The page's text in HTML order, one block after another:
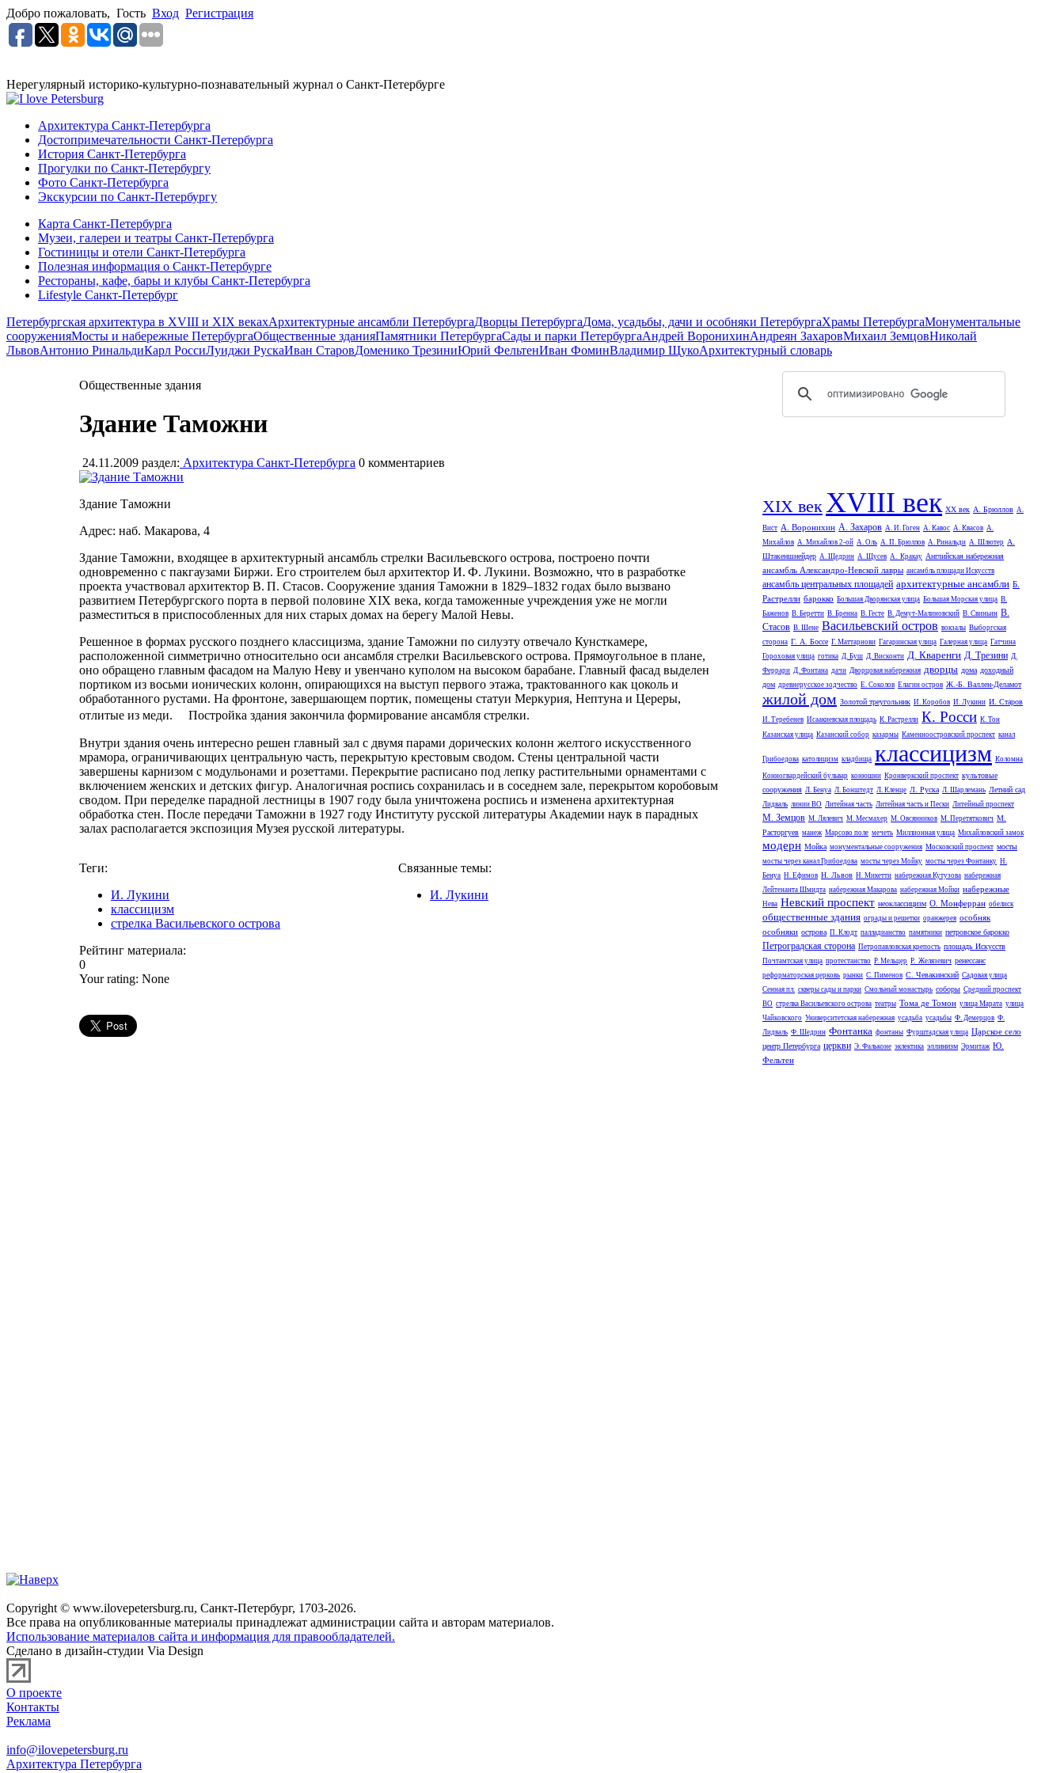
Добро пожаловать, Гость Вход Регистрация
Нерегулярный историко-культурно-познавательный журнал о Санкт-Петербурге
Архитектура Санкт-Петербурга
Достопримечательности Санкт-Петербурга
История Санкт-Петербурга
Прогулки по Санкт-Петербургу
Фото Санкт-Петербурга
Экскурсии по Санкт-Петербургу
Карта Санкт-Петербурга
Музеи, галереи и театры Санкт-Петербурга
Гостиницы и отели Санкт-Петербурга
Полезная информация о Санкт-Петербурге
Рестораны, кафе, бары и клубы Санкт-Петербурга
Lifestyle Санкт-Петербург
Петербургская архитектура в XVIII и XIX векахАрхитектурные ансамбли ПетербургаДворцы ПетербургаДома, усадьбы, дачи и особняки ПетербургаХрамы ПетербургаМонументальные
сооруженияМосты и набережные ПетербургаОбщественные зданияПамятники ПетербургаСады и парки ПетербургаАндрей ВоронихинАндреян ЗахаровМихаил ЗемцовНиколай
ЛьвовАнтонио РинальдиКарл РоссиЛуиджи РускаИван СтаровДоменико ТрезиниЮрий ФельтенИван ФоминВладимир ЩукоАрхитектурный словарь
Общественные здания
Здание Таможни
24.11.2009 раздел: Архитектура Санкт-Петербурга 0 комментариев
Здание Таможни
Адрес: наб. Макарова, 4
Здание Таможни, входящее в архитектурный ансамбль стрелки Васильевского острова, построено почти
одновременно с пакгаузами Биржи. Его строителем был архитектор И. Ф. Лукини. Возможно, что в разработке
проекта участвовал архитектор В. П. Стасов. Сооружение здания Таможни в 1829–1832 годах было вызвано
развитием Петербургского порта в первой половине XIX века, когда таможенные учреждения уже не могли
разместиться в приспособленных для них старых домах на берегу Малой Невы.
Решенное в формах русского позднего классицизма, здание Таможни по силуэту отвечало Кунсткамере,
расположенной симметрично относительно оси ансамбля стрелки Васильевского острова. Прямоугольное в плане,
оно обращено главным фасадом на Малую Неву и увенчано куполом на высоком барабане. Главный фасад выделен
портиком из восьми ионических колонн, опирающихся на выступ первого этажа, трактованного как цоколь и
обработанного рустами. На фронтоне, завершающем портик, помещены статуи Меркурия, Нептуна и Цереры,
отлитые из меди. Постройка здания закончила формирование ансамбля стрелки.
Внутри здания очень интересно решен главный зал с двумя парами дорических колонн желтого искусственного
мрамора, ограничивающих центральную часть, перекрытую крестовым сводом. Стены центральной части
завершены карнизом с модульонами и розеттами. Перекрытие расписано под лепку растительными орнаментами с
включением женских и детских фигур. Аналогичная роспись сохранилась и в соседнем зале, перекрытом коробовым
сводом. При переделке парадной лестницы в 1907 году была уничтожена роспись и изменена архитектурная
обработка стен. После передачи Таможни в 1927 году Институту русской литературы Академии наук в парадных
залах располагается экспозиция Музея русской литературы.
Теги:
И. Лукини
классицизм
стрелка Васильевского острова
Связанные темы:
И. Лукини
Рейтинг материала:
0
Your rating: None
XIX векXVIII век XX век А. Брюллов А.
Вист А. Воронихин А. Захаров А. И. Гоген А. Кавос А. Квасов А.
Михайлов А. Михайлов 2-ой А. Оль А. П. Брюллов А. Ринальди А. Шлютер А.
Штакеншнейдер А. Щедрин А. Щусев А. Кракау Английская набережная
ансамбль Александро-Невской лавры ансамбль площади Искусств
ансамбль центральных площадей архитектурные ансамбли Б.
Растрелли барокко Большая Дворянская улица Большая Морская улица В.
Баженов В. Беретти В. Бренна В. Гесте В. Демут-Малиновский В. Свиньин В.
Стасов В. Шене Васильевский остров вокзалы Выборгская
сторона Г. А. Боссе Г. Маттарнови Гагаринская улица Галерная улица Гатчина
Гороховая улица готика Д. Буш Д. Висконти Д. Кваренги Д. Трезини Д.
Феррари Д. Фонтана дачи Дворцовая набережная дворцы дома доходный
дом древнерусское зодчество Е. Соколов Елагин остров Ж.-Б. Валлен-Деламот
жилой дом Золотой треугольник И. Коробов И. Лукини И. Старов
И. Теребенев Исаакиевская площадь К. Растрелли К. Росси К. Тон
Казанская улица Казанский собор казармы Каменноостровский проспект канал
Грибоедова католицизм кладбища классицизм Коломна
Конногвардейский бульвар конюшни Кронверкский проспект культовые
сооружения Л. Бенуа Л. Бонштедт Л. Кленце Л. Руска Л. Шарлемань Летний сад
Лидваль линии ВО Литейная часть Литейная часть и Пески Литейный проспект
М. Земцов М. Лялевич М. Месмахер М. Овсянников М. Перетяткович М.
Расторгуев манеж Марсово поле мечеть Миллионная улица Михайловский замок
модерн Мойка монументальные сооружения Московский проспект мосты
мосты через канал Грибоедова мосты через Мойку мосты через Фонтанку Н.
Бенуа Н. Ефимов Н. Львов Н. Микетти набережная Кутузова набережная
Лейтенанта Шмидта набережная Макарова набережная Мойки набережные
Нева Невский проспект неоклассицизм О. Монферран обелиск
общественные здания ограды и решетки оранжерея особняк
особняки острова П. Клодт палладианство памятники петровское барокко
Петроградская сторона Петропавловская крепость площадь Искусств
Почтамтская улица протестанство Р. Мельцер Р. Желязевич ренессанс
реформаторская церковь рынки С. Пименов С. Чевакинский Садовая улица
Сенная пл. скверы сады и парки Смольный монастырь соборы Средний проспект
ВО стрелка Васильевского острова театры Тома де Томон улица Марата улица
Чайковского Университетская набережная усадьба усадьбы Ф. Демерцов Ф.
Лидваль Ф. Шедрин Фонтанка фонтаны Фурштадская улица Царское село
центр Петербурга церкви Э. Фальконе эклектика эллинизм Эрмитаж Ю.
Фельтен
Copyright © www.ilovepetersburg.ru, Санкт-Петербург, 1703-2026.
Все права на опубликованные материалы принадлежат администрации сайта и авторам материалов.
Использование материалов сайта и информация для правообладателей.
Сделано в дизайн-студии Via Design
О проекте
Контакты
Реклама
info@ilovepetersburg.ru
Архитектура Петербурга